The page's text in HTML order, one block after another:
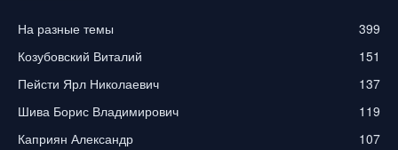
На разные темы
399
Козубовский Виталий
151
Пейсти Ярл Николаевич
137
Шива Борис Владимирович
119
Каприян Александр
107